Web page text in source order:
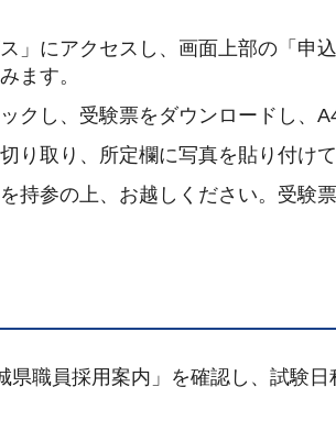
」にアクセスし、画面上部の「申
ます。
クし、受験票をダウンロードし、
り取り、所定欄に写真を貼り付けて
持参の上、お越しください。受験
県職員採用案内」を確認し、試験